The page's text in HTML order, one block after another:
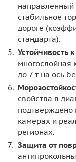
направленный
стабильное
дороге
стандарта).
Устойчивость
многослойная
до 7 т на ось
свойства в
подтверждено
камерах и
регионах.
Защита от